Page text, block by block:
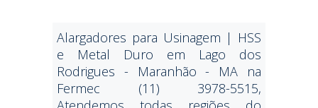
Alargadores para Usinagem | HSS
e Metal Duro em Lago dos
Rodrigues - Maranhão - MA na
Fermec (11) 3978-5515,